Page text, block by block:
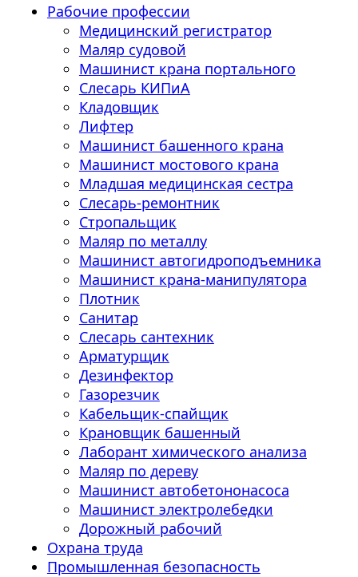
Рабочие профессии
Медицинский регистратор
Маляр судовой
Машинист крана портального
Слесарь КИПиА
Кладовщик
Лифтер
Машинист башенного крана
Машинист мостового крана
Младшая медицинская сестра
Слесарь-ремонтник
Стропальщик
Маляр по металлу
Машинист автогидроподъемника
Машинист крана-манипулятора
Плотник
Санитар
Слесарь сантехник
Арматурщик
Дезинфектор
Газорезчик
Кабельщик-спайщик
Крановщик башенный
Лаборант химического анализа
Маляр по дереву
Машинист автобетононасоса
Машинист электролебедки
Дорожный рабочий
Охрана труда
Промышленная безопасность